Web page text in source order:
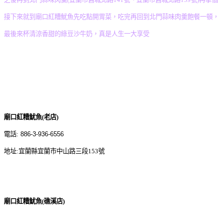
接下來就到廟口紅糟魷魚先吃點開胃菜，吃完再回到北門蒜味肉羹飽餐一頓
最後來杯清涼香甜的綠豆沙牛奶，真是人生一大享受
廟口紅糟魷魚(老店)
電話: 886-3-936-6556
地址:宜蘭縣宜蘭市中山路三段153號
廟口紅糟魷魚(礁溪店)